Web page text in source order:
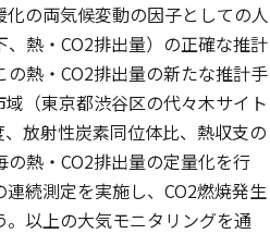
化の両気候変動の因子としての人
熱・CO2排出量）の正確な推計
熱・CO2排出量の新たな推計手
（東京都渋谷区の代々木サイト
放射性炭素同位体比、熱収支の
熱・CO2排出量の定量化を行
続測定を実施し、CO2燃焼発生
以上の大気モニタリングを通